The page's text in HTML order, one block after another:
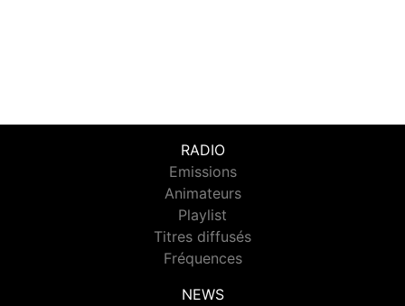
RADIO
Emissions
Animateurs
Playlist
Titres diffusés
Fréquences
NEWS